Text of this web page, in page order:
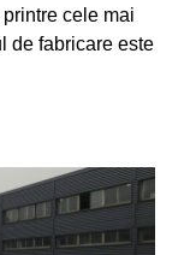
cele mai
de fabricare este